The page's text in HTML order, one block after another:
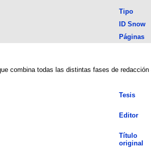
Tipo
ID Snow
Páginas
combina todas las distintas fases de
Tesis
Editor
Título
original